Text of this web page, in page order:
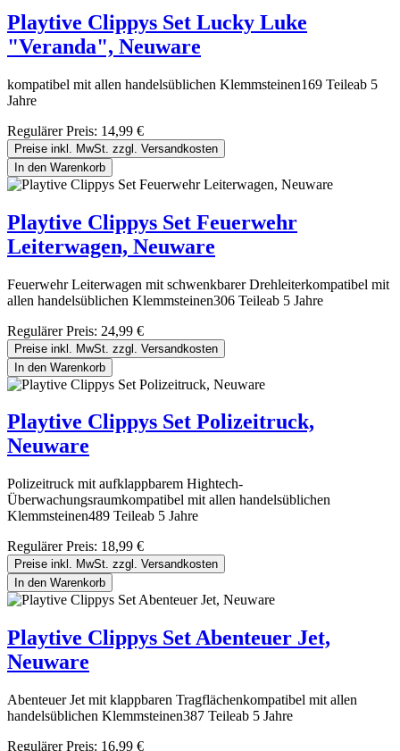
Playtive Clippys Set Lucky Luke
"Veranda", Neuware
kompatibel mit allen handelsüblichen Klemmsteinen169 Teileab 5
Jahre
Regulärer Preis: 14,99 €
Preise inkl. MwSt. zzgl. Versandkosten
In den Warenkorb
Playtive Clippys Set Feuerwehr
Leiterwagen, Neuware
Feuerwehr Leiterwagen mit schwenkbarer Drehleiterkompatibel mit
allen handelsüblichen Klemmsteinen306 Teileab 5 Jahre
Regulärer Preis: 24,99 €
Preise inkl. MwSt. zzgl. Versandkosten
In den Warenkorb
Playtive Clippys Set Polizeitruck,
Neuware
Polizeitruck mit aufklappbarem Hightech-
Überwachungsraumkompatibel mit allen handelsüblichen
Klemmsteinen489 Teileab 5 Jahre
Regulärer Preis: 18,99 €
Preise inkl. MwSt. zzgl. Versandkosten
In den Warenkorb
Playtive Clippys Set Abenteuer Jet,
Neuware
Abenteuer Jet mit klappbaren Tragflächenkompatibel mit allen
handelsüblichen Klemmsteinen387 Teileab 5 Jahre
Regulärer Preis: 16,99 €